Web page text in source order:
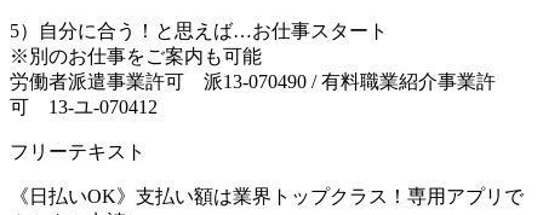
5）自分に合う！と思えば…お仕事スタート
※別のお仕事をご案内も可能
労働者派遣事業許可 派13-070490 / 有料職業紹介事業許
可 13-ユ-070412
フリーテキスト
《日払いOK》支払い額は業界トップクラス！専用アプリで